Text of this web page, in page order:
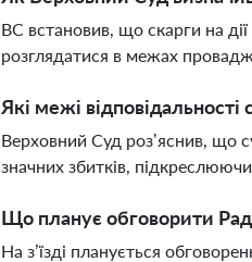
ВС встановив, що скарги на
розглядатися в межах
Які межі
Верховний Суд роз’яснив, що
значних збитків,
Що планує обговорити Рада
На з’їзді планується